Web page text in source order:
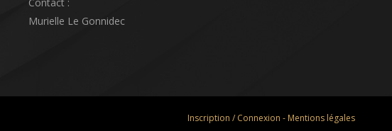
Contact :
Murielle Le Gonnidec
Inscription / Connexion - Mentions légales